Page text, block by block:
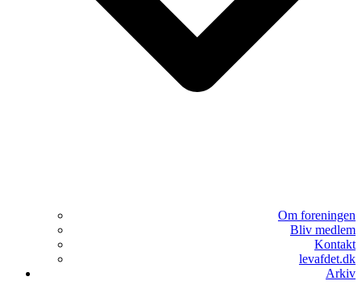
Om foreningen
Bliv medlem
Kontakt
levafdet.dk
Arkiv